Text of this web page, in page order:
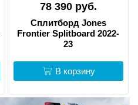
78 390 руб.
Сплитборд Jones
Frontier Splitboard 2022-
23
В корзину